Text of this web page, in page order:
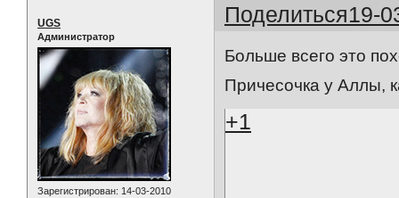
Поделиться19-
UGS
Администратор
Зарегистрирован: 14-03-2010
Больше всего это
Причесочка у Аллы,
+1